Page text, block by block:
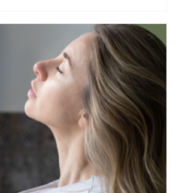
(diabete gestazionale),